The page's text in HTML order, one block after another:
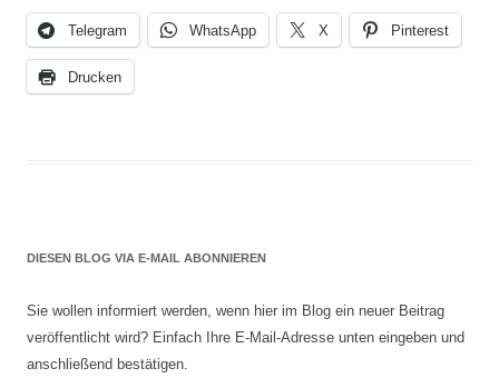
Telegram WhatsApp X Pinterest
Drucken
DIESEN BLOG VIA E-MAIL ABONNIEREN
Sie wollen informiert werden, wenn hier im Blog ein neuer Beitrag
veröffentlicht wird? Einfach Ihre E-Mail-Adresse unten eingeben und
anschließend bestätigen.